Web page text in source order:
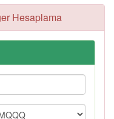
Hesaplama